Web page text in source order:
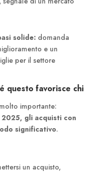
solide: domanda
e un
per il settore
questo favorisce chi
importante:
gli acquisti con
significativo.
un acquisto,